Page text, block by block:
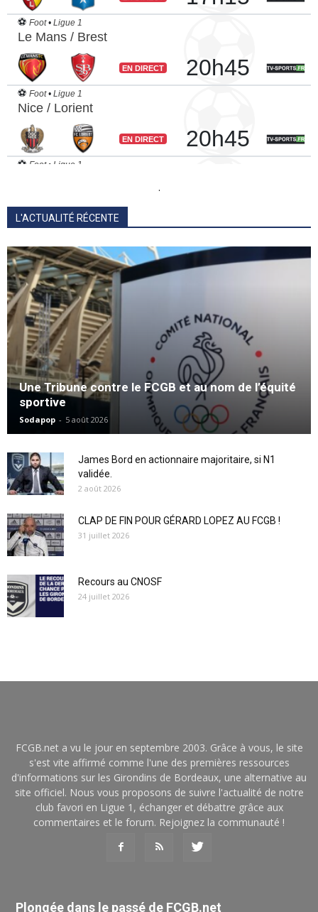
.
L'ACTUALITÉ RÉCENTE
Une Tribune contre le FCGB et au nom de l’équité
sportive
Sodapop - 5 août 2026
James Bord en actionnaire majoritaire, si N1
validée.
2 août 2026
CLAP DE FIN POUR GÉRARD LOPEZ AU FCGB !
31 juillet 2026
Recours au CNOSF
24 juillet 2026
FCGB.net a vu le jour en septembre 2003. Grâce à vous, le site
s'est vite affirmé comme l'une des premières ressources
d'informations sur les Girondins de Bordeaux, une alternative au
site officiel. Nous vous proposons de suivre l'actualité de notre
club favori en Ligue 1, échanger et débattre grâce aux
commentaires et le forum. Rejoignez la communauté !
Plongée dans le passé de FCGB.net